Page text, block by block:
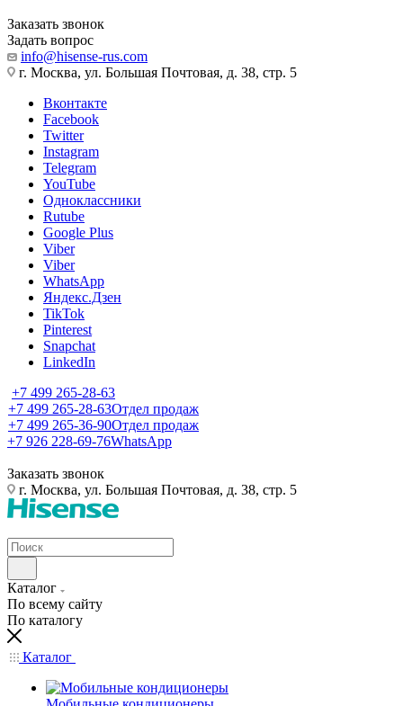
Заказать звонок
Задать вопрос
info@hisense-rus.com
г. Москва, ул. Большая Почтовая, д. 38, стр. 5
Вконтакте
Facebook
Twitter
Instagram
Telegram
YouTube
Одноклассники
Rutube
Google Plus
Viber
Viber
WhatsApp
Яндекс.Дзен
TikTok
Pinterest
Snapchat
LinkedIn
+7 499 265-28-63
+7 499 265-28-63Отдел продаж
+7 499 265-36-90Отдел продаж
+7 926 228-69-76WhatsApp
Заказать звонок
г. Москва, ул. Большая Почтовая, д. 38, стр. 5
Каталог
По всему сайту
По каталогу
Каталог